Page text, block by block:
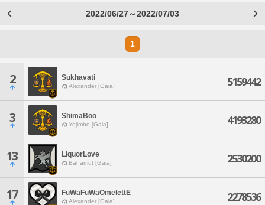
2022/06/27～2022/07/03
1
2 Sukhavati
Alexander [Gaia] 5159442
3 ShimaBoo
Yojimbo [Gaia] 4193280
13 LiquorLove
Bahamut [Gaia] 2530200
17 FuWaFuWaOmelettE
Alexander [Gaia] 2278536